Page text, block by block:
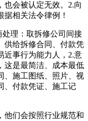
也会被认定无效。2.向
相关法令律例！
理：取拆修公司间接
供给拆修合同、付款凭
近事行为能力人，2.意
这是最简洁、成本最低
、施工图纸、照片、视
、付款凭证、施工记
们会按照行业规范和